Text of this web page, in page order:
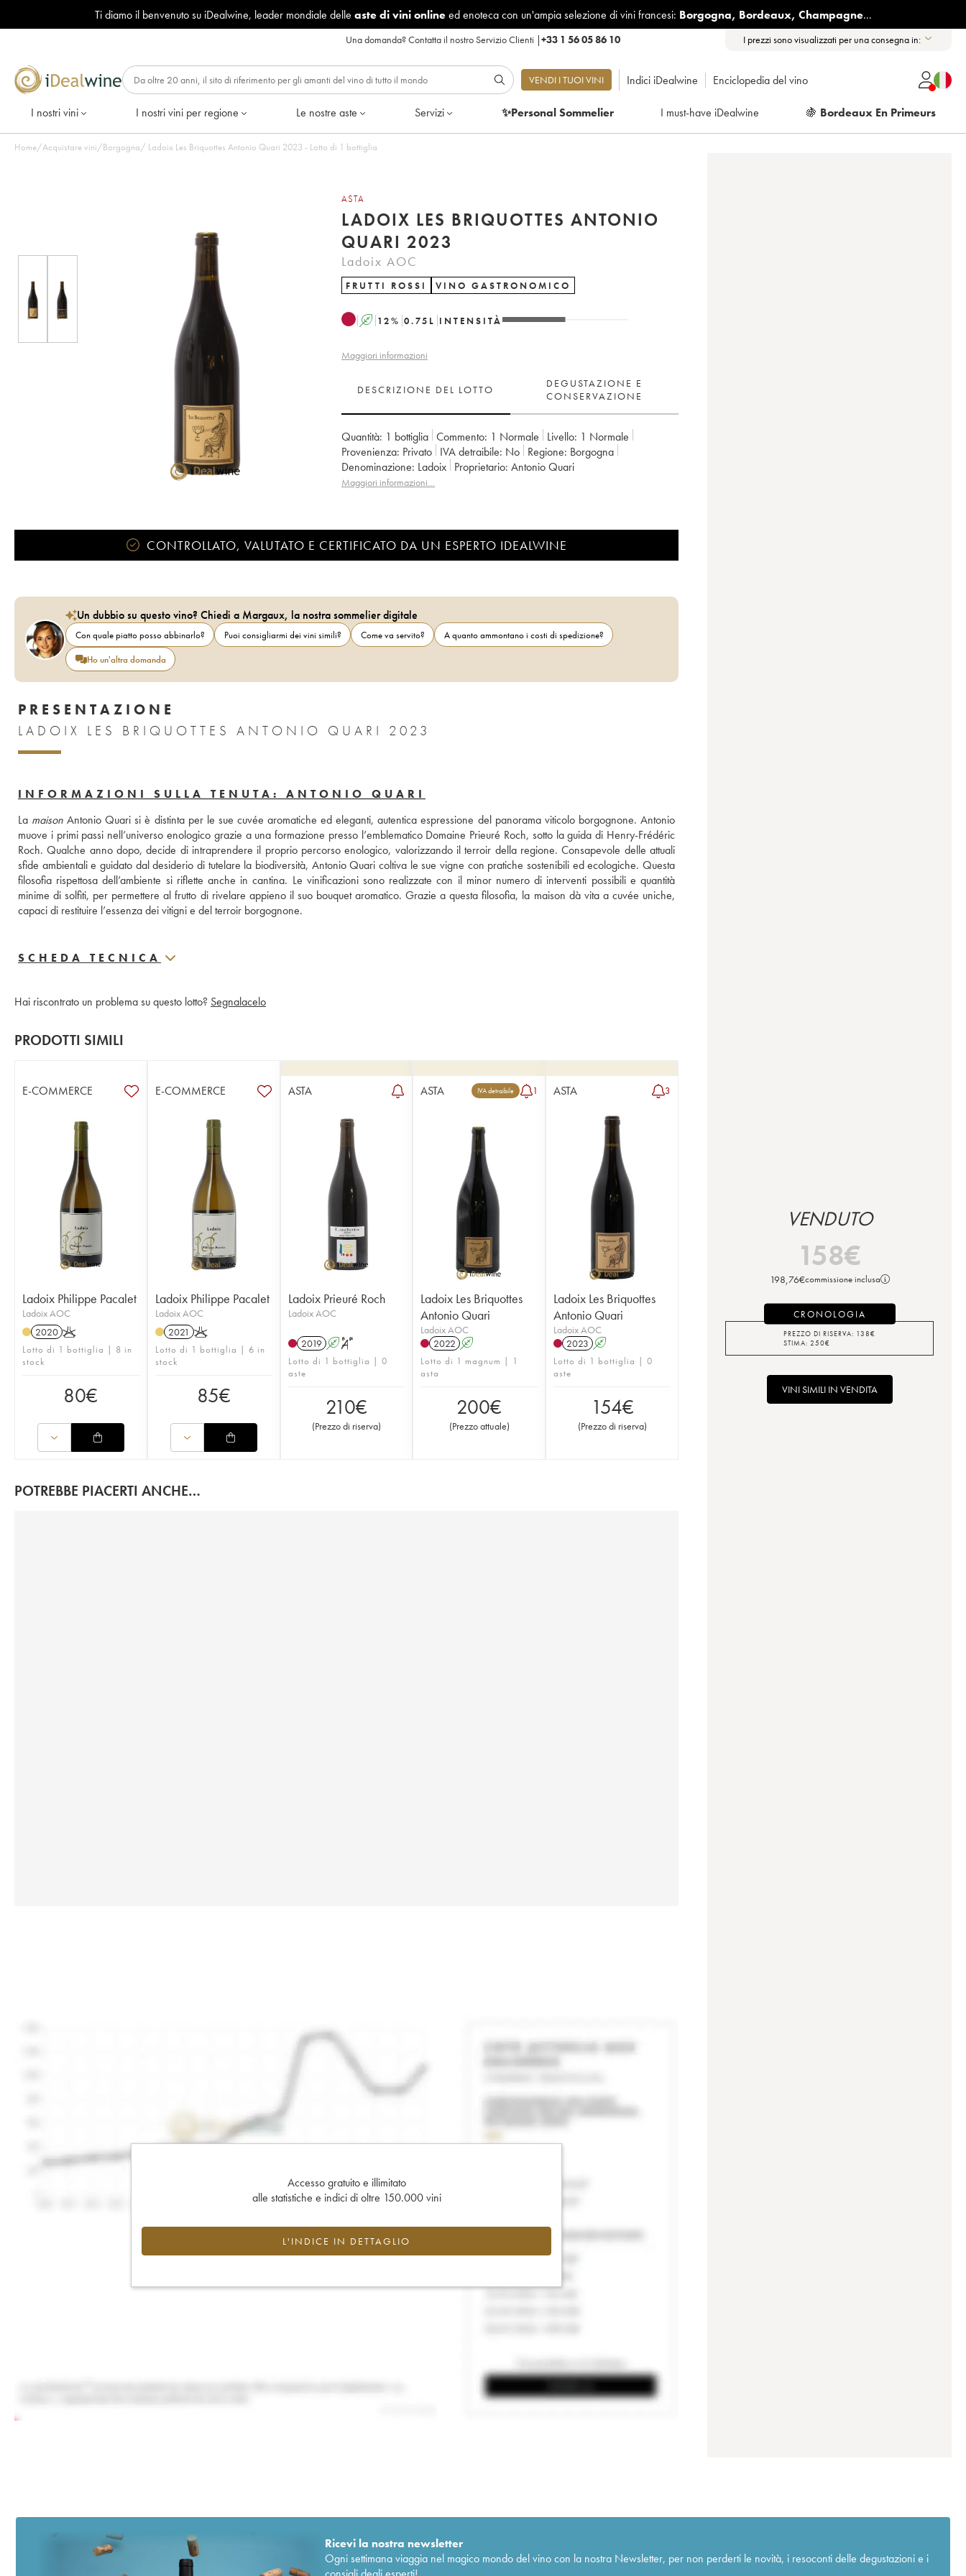
Ti diamo il benvenuto su iDealwine, leader mondiale delle aste di vini onlineed enoteca con un'ampia selezione di vini francesi: Borgogna, Bordeaux, Champagne...
Una domanda?Contatta il nostro Servizio Clienti |+33 1 56 05 86 10 I prezzi sono visualizzati per una consegna in:
VENDI I TUOI VINI Indici iDealwine Enciclopedia del vino
I nostri vini I nostri vini per regione Le nostre aste Servizi ✨Personal Sommelier I must-have iDealwine 🍇 Bordeaux En Primeurs
Home/Acquistare vini/Borgogna/ Ladoix Les Briquottes Antonio Quari 2023 - Lotto di 1 bottiglia
ASTA
LADOIX LES BRIQUOTTES ANTONIO
QUARI 2023
Ladoix AOC
FRUTTI ROSSI VINO GASTRONOMICO
A 12% 0.75 L INTENSITÀ
Maggiori informazioni
DESCRIZIONE DEL LOTTO
DEGUSTAZIONE E
CONSERVAZIONE
Quantità: 1 bottiglia Commento: 1 Normale Livello: 1 Normale
Provenienza:
privato IVA detraibile: no Regione:
Borgogna
Denominazione: Ladoix Proprietario: Antonio Quari
Maggiori informazioni…
CONTROLLATO, VALUTATO E CERTIFICATO DA UN ESPERTO IDEALWINE
Un dubbio su questo vino? Chiedi a Margaux, la nostra sommelier digitale
Con quale piatto posso abbinarlo? Puoi consigliarmi dei vini simili? Come va servito?
A quanto ammontano i costi di spedizione?
Ho un'altra domanda
PRESENTAZIONE
LADOIX LES BRIQUOTTES ANTONIO QUARI 2023
INFORMAZIONI SULLA TENUTA: ANTONIO QUARI
La maison Antonio Quari si è distinta per le sue cuvée aromatiche ed eleganti, autentica espressione del panorama viticolo borgognone. Antonio
muove i primi passi nell’universo enologico grazie a una formazione presso l’emblematico Domaine Prieuré Roch, sotto la guida di Henry-Frédéric
Roch. Qualche anno dopo, decide di intraprendere il proprio percorso enologico, valorizzando il terroir della regione. Consapevole delle attuali
sfide ambientali e guidato dal desiderio di tutelare la biodiversità, Antonio Quari coltiva le sue vigne con pratiche sostenibili ed ecologiche. Questa
filosofia rispettosa dell’ambiente si riflette anche in cantina. Le vinificazioni sono realizzate con il minor numero di interventi possibili e quantità
minime di solfiti, per permettere al frutto di rivelare appieno il suo bouquet aromatico. Grazie a questa filosofia, la maison dà vita a cuvée uniche,
capaci di restituire l’essenza dei vitigni e del terroir borgognone.
SCHEDA TECNICA
Hai riscontrato un problema su questo lotto? Segnalacelo
PRODOTTI SIMILI
E-COMMERCE
Ladoix Philippe Pacalet
Ladoix AOC
2020 K
Lotto di 1 bottiglia | 8 in
stock
80€
E-COMMERCE
Ladoix Philippe Pacalet
Ladoix AOC
2021 K
Lotto di 1 bottiglia | 6 in
stock
85€
ASTA
Ladoix Prieuré Roch
Ladoix AOC
2019 A S
Lotto di 1 bottiglia | 0
aste
210€
(Prezzo di riserva)
ASTA IVA detraibile 1
Ladoix Les Briquottes
Antonio Quari
Ladoix AOC
2022 A
Lotto di 1 magnum | 1
asta
200€
(Prezzo attuale)
ASTA 3
Ladoix Les Briquottes
Antonio Quari
Ladoix AOC
2023 A
Lotto di 1 bottiglia | 0
aste
154€
(Prezzo di riserva)
POTREBBE PIACERTI ANCHE…
Accesso gratuito e illimitato
alle statistiche e indici di oltre 150.000 vini
L'INDICE IN DETTAGLIO
VENDUTO
158€
198,76€commissione inclusa
CRONOLOGIA
PREZZO DI RISERVA: 138€
STIMA: 250€
VINI SIMILI IN VENDITA
Ricevi la nostra newsletter
Ogni settimana viaggia nel magico mondo del vino con la nostra Newsletter, per non perderti le novità, i resoconti delle degustazioni e i